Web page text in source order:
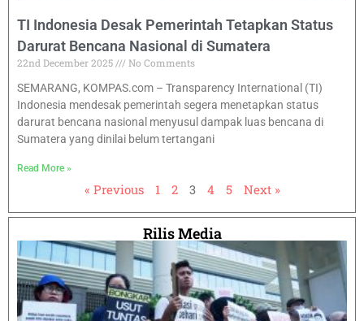
TI Indonesia Desak Pemerintah Tetapkan Status
Darurat Bencana Nasional di Sumatera
22nd December 2025
No Comments
SEMARANG, KOMPAS.com – Transparency International (TI)
Indonesia mendesak pemerintah segera menetapkan status
darurat bencana nasional menyusul dampak luas bencana di
Sumatera yang dinilai belum tertangani
Read More »
« Previous 1 2 3 4 5 Next »
Rilis Media